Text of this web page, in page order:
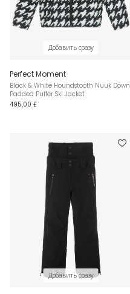
Добавить сразу
Perfect Moment
Black & White Houndstooth Nuuk Down
Padded Puffer Ski Jacket
495,00 £
Добавить сразу